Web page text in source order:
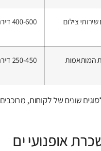
400-600 דירהם
המותאמות
250-450 דירהם
שונים של לקוחות, מרוכבים
אופנועי ים